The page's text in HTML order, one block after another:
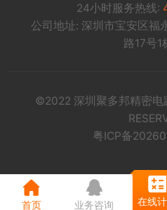
24小时服务热线:
公司地址: 深圳市宝安区福
路17号1
©2022 深圳聚多邦精密电
粤ICP备
首页 业务咨询 在线